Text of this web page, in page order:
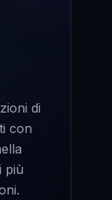
di
con
più